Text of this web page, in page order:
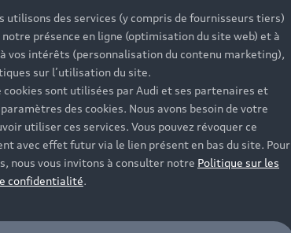
utilisons des services (y compris de fournisseurs tiers)
présence en ligne (optimisation du site web) et à
vos intérêts (personnalisation du contenu marketing),
sur l’utilisation du site.
cookies sont utilisées par Audi et ses partenaires et
des cookies. Nous avons besoin de votre
utiliser ces services. Vous pouvez révoquer ce
avec effet futur via le lien présent en bas du site. Pour
nous vous invitons à consulter notre Politique sur les
confidentialité.